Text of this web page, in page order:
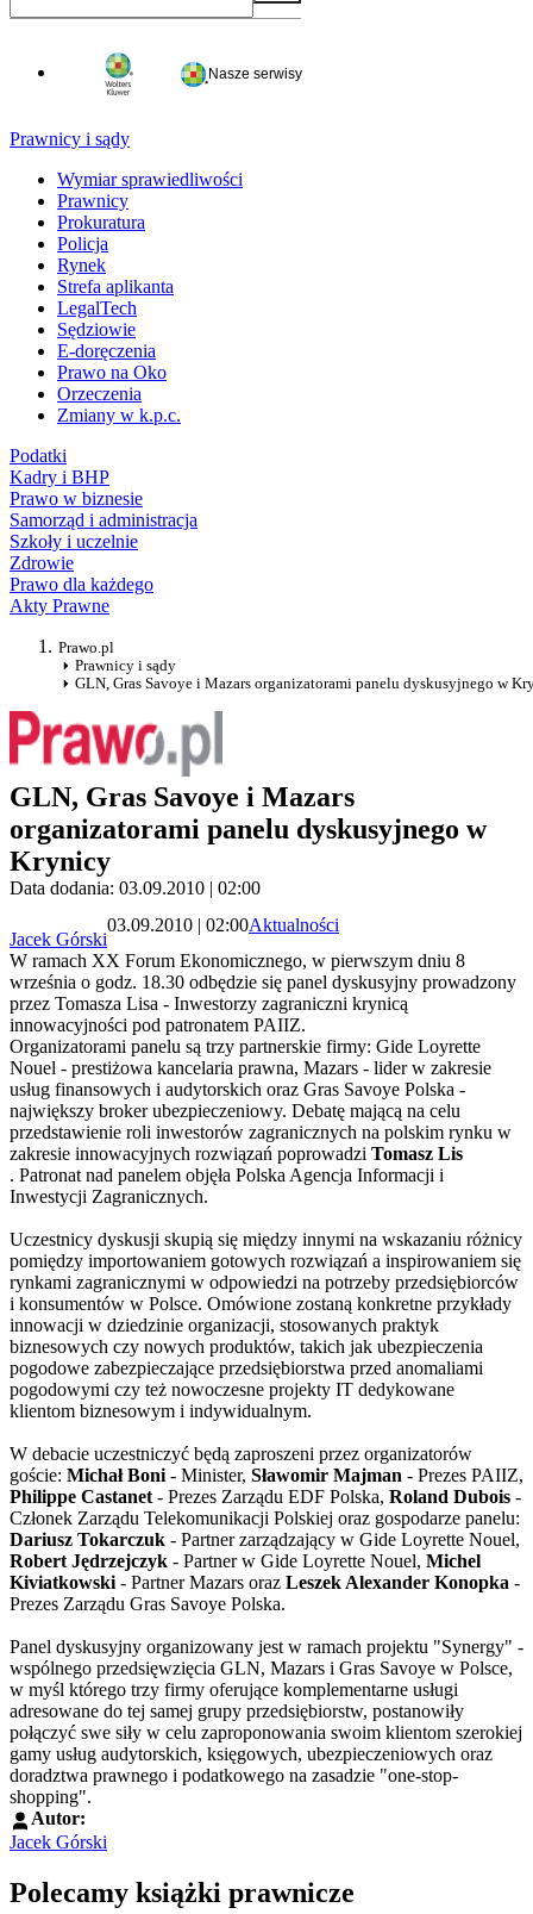
Nasze serwisy
Prawnicy i sądy
Wymiar sprawiedliwości
Prawnicy
Prokuratura
Policja
Rynek
Strefa aplikanta
LegalTech
Sędziowie
E-doręczenia
Prawo na Oko
Orzeczenia
Zmiany w k.p.c.
Podatki
Kadry i BHP
Prawo w biznesie
Samorząd i administracja
Szkoły i uczelnie
Zdrowie
Prawo dla każdego
Akty Prawne
Prawo.pl
Prawnicy i sądy
GLN, Gras Savoye i Mazars organizatorami panelu dyskusyjnego w
GLN, Gras Savoye i Mazars
organizatorami panelu dyskusyjnego w
Krynicy
Data dodania: 03.09.2010 | 02:00
Jacek Górski
03.09.2010 | 02:00Aktualności
W ramach XX Forum Ekonomicznego, w pierwszym dniu 8
września o godz. 18.30 odbędzie się panel dyskusyjny prowadzony
przez Tomasza Lisa - Inwestorzy zagraniczni krynicą
innowacyjności pod patronatem PAIIZ.
Organizatorami panelu są trzy partnerskie firmy: Gide Loyrette
Nouel - prestiżowa kancelaria prawna, Mazars - lider w zakresie
usług finansowych i audytorskich oraz Gras Savoye Polska -
największy broker ubezpieczeniowy. Debatę mającą na celu
przedstawienie roli inwestorów zagranicznych na polskim rynku w
zakresie innowacyjnych rozwiązań poprowadzi Tomasz Lis
. Patronat nad panelem objęła Polska Agencja Informacji i
Inwestycji Zagranicznych.
Uczestnicy dyskusji skupią się między innymi na wskazaniu różnicy
pomiędzy importowaniem gotowych rozwiązań a inspirowaniem się
rynkami zagranicznymi w odpowiedzi na potrzeby przedsiębiorców
i konsumentów w Polsce. Omówione zostaną konkretne przykłady
innowacji w dziedzinie organizacji, stosowanych praktyk
biznesowych czy nowych produktów, takich jak ubezpieczenia
pogodowe zabezpieczające przedsiębiorstwa przed anomaliami
pogodowymi czy też nowoczesne projekty IT dedykowane
klientom biznesowym i indywidualnym.
W debacie uczestniczyć będą zaproszeni przez organizatorów
goście: Michał Boni- Minister, Sławomir Majman - Prezes PAIIZ,
Philippe Castanet- Prezes Zarządu EDF Polska, Roland Dubois -
Członek Zarządu Telekomunikacji Polskiej oraz gospodarze panelu:
Dariusz Tokarczuk - Partner zarządzający w Gide Loyrette Nouel,
Robert Jędrzejczyk - Partner w Gide Loyrette Nouel, Michel
Kiviatkowski- Partner Mazars oraz Leszek Alexander Konopka -
Prezes Zarządu Gras Savoye Polska.
Panel dyskusyjny organizowany jest w ramach projektu "Synergy" -
wspólnego przedsięwzięcia GLN, Mazars i Gras Savoye w Polsce,
w myśl którego trzy firmy oferujące komplementarne usługi
adresowane do tej samej grupy przedsiębiorstw, postanowiły
połączyć swe siły w celu zaproponowania swoim klientom szerokiej
gamy usług audytorskich, księgowych, ubezpieczeniowych oraz
doradztwa prawnego i podatkowego na zasadzie "one-stop-
shopping".
Autor:
Jacek Górski
Polecamy książki prawnicze